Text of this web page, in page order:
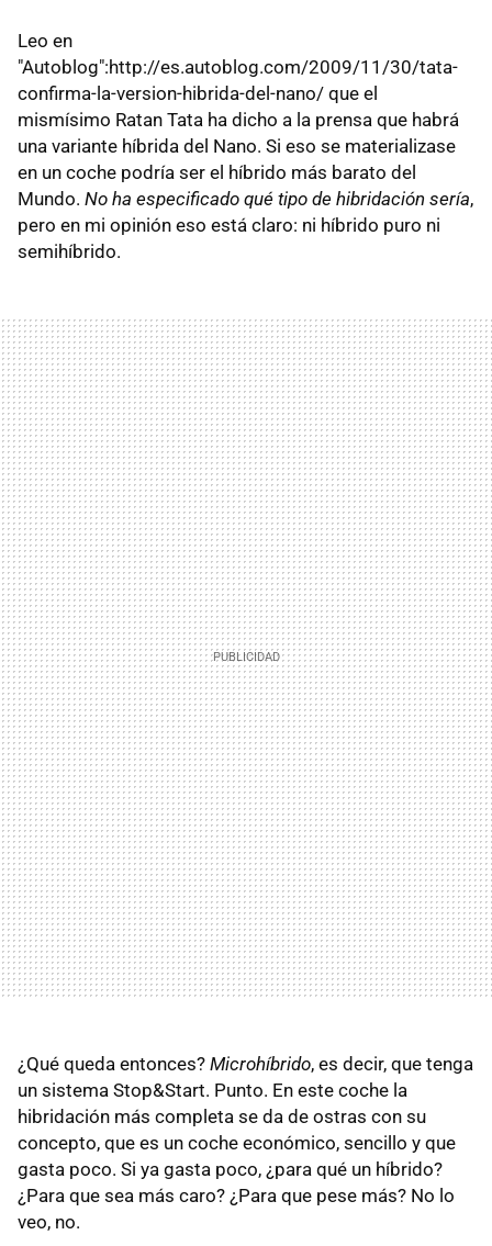
Leo en
"Autoblog":http://es.autoblog.com/2009/11/30/tata-
confirma-la-version-hibrida-del-nano/ que el
mismísimo Ratan Tata ha dicho a la prensa que habrá
una variante híbrida del Nano. Si eso se materializase
en un coche podría ser el híbrido más barato del
Mundo. No ha especificado qué tipo de hibridación sería,
pero en mi opinión eso está claro: ni híbrido puro ni
semihíbrido.
¿Qué queda entonces? Microhíbrido, es decir, que tenga
un sistema Stop&Start. Punto. En este coche la
hibridación más completa se da de ostras con su
concepto, que es un coche económico, sencillo y que
gasta poco. Si ya gasta poco, ¿para qué un híbrido?
¿Para que sea más caro? ¿Para que pese más? No lo
veo, no.